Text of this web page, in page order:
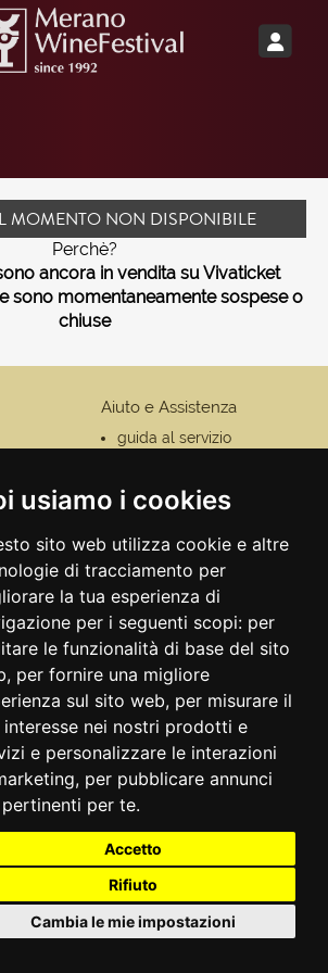
usiamo i cookies
sito web utilizza cookie e altre
di tracciamento per
la tua esperienza di
per i seguenti scopi: per
le funzionalità di base del sito
, per fornire una migliore
sul sito web, per misurare il
nei nostri prodotti e
e personalizzare le interazioni
, per pubblicare annunci
per te.
Accetto
Rifiuto
Cambia le mie impostazioni
MOMENTO NON DISPONIBILE
Perchè?
ancora in vendita su Vivaticket
sono momentaneamente sospese o
chiuse
Aiuto e Assistenza
guida al servizio
pagamento
odr
fatturazione
elettronica
scelta spettacoli in
abbonamento